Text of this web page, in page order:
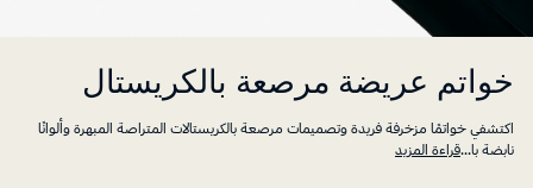
خواتم عريضة مرصعة بالكريستال
اكتشفي خواتمًا مزخرفة فريدة وتصميمات مرصعة بالكريستالات المتراصة المبهرة وألوانًا
نابضة با...قراءة المزيد